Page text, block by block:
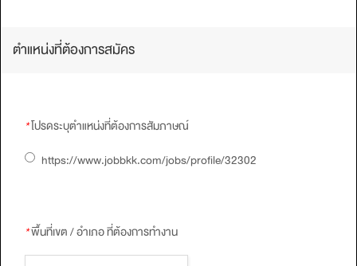
ตำแหน่งที่ต้องการสมัคร
*โปรดระบุตำแหน่งที่ต้องการสัมภาษณ์
https://www.jobbkk.com/jobs/profile/32302
*พื้นที่เขต / อำเภอ ที่ต้องการทำงาน